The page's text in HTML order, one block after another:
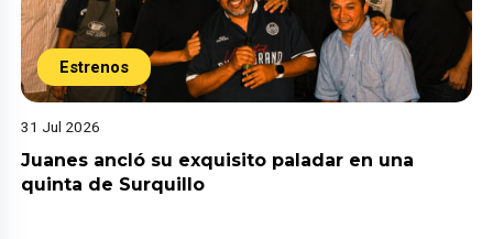
Estrenos
31 Jul 2026
Juanes ancló su exquisito paladar en una
quinta de Surquillo